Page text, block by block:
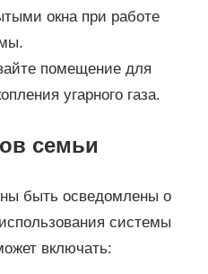
окна при работе
помещение для
угарного газа.
семьи
быть осведомлены о
системы
включать: